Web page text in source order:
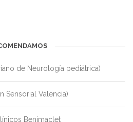
de Neurología pediátrica)
Sensorial Valencia)
Benimaclet